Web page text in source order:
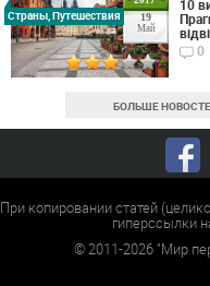
19
Май
Страны, Путешествия
10
0
БОЛЬШЕ
При копировании статей
гиперссылки
©2011-2026 "Мир